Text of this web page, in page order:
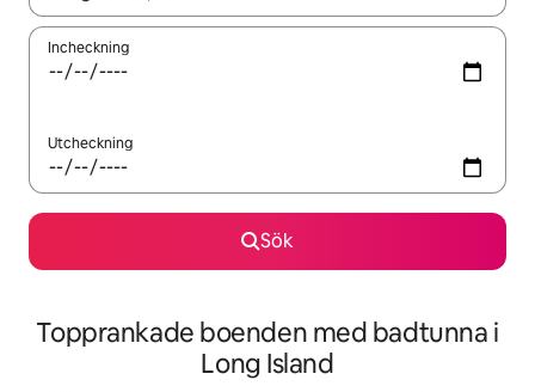
Incheckning
Utcheckning
Sök
Topprankade boenden med badtunna i
Long Island